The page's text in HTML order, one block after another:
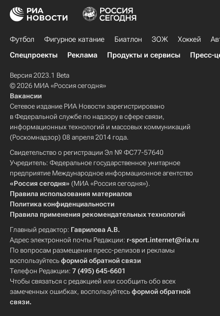
Футбол Фигурное катание Биатлон ЗОЖ Хоккей
Спецпроекты
Реклама Продукты и сервисы Пресс-
Версия 2023.1 Beta
© 2026 МИА «Россия сегодня»
Вакансии
Сетевое издание РИА Новости зарегистрировано
в Федеральной службе по надзору в сфере связи,
информационных технологий и массовых коммуникаций
(Роскомнадзор) 08 апреля 2014 года.
Свидетельство о регистрации Эл № ФС77-57640
Учредитель: Федеральное государственное унитарное
предприятие Международное информационное агентство
«Россия сегодня» (МИА «Россия сегодня»).
Правила использования материалов
Политика конфиденциальности
Правила применения рекомендательных технологий
Главный редактор: Гаврилова А.В.
Адрес электронной почты Редакции: r-sport.internet@ria.ru
По вопросам размещения пресс-релизов и рекламы
воспользуйтесьформой обратной связи
Телефон Редакции: 7 (495) 645-6601
Чтобы связаться с редакцией или сообщить обо всех
замеченных ошибках, воспользуйтесьформой обратной
связи.